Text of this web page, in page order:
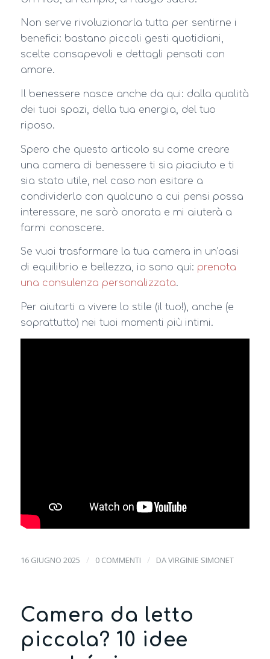
Non serve rivoluzionarla tutta per sentirne i
benefici: bastano piccoli gesti quotidiani,
scelte consapevoli e dettagli pensati con
amore.
Il benessere nasce anche da qui: dalla qualità
dei tuoi spazi, della tua energia, del tuo
riposo.
Spero che questo articolo su come creare
una camera di benessere ti sia piaciuto e ti
sia stato utile, nel caso non esitare a
condividerlo con qualcuno a cui pensi possa
interessare, ne sarò onorata e mi aiuterà a
farmi conoscere.
Se vuoi trasformare la tua camera in un’oasi
di equilibrio e bellezza, io sono qui: prenota
una consulenza personalizzata.
Per aiutarti a vivere lo stile (il tuo!), anche (e
soprattutto) nei tuoi momenti più intimi.
16 GIUGNO 2025 / 0 COMMENTI / DAVIRGINIE SIMONET
Camera da letto
piccola? 10 idee